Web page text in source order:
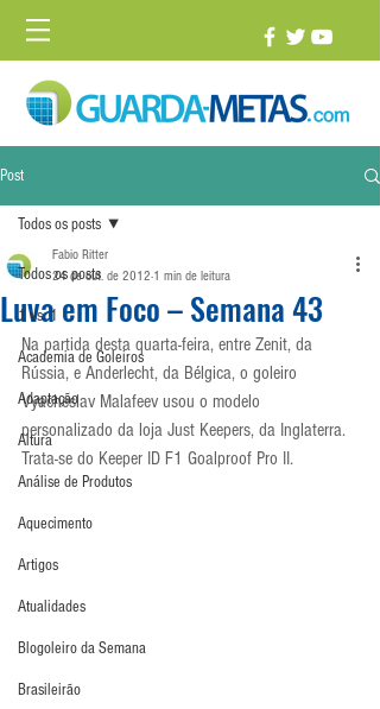
Post
Todos os posts
1 vs. 1
Academia de Goleiros
Adaptação
Altura
Análise de Produtos
Aquecimento
Artigos
Atualidades
Blogoleiro da Semana
Brasileirão
Todos os posts
Luva em Foco – Semana 43
Fabio Ritter
24 de out. de 2012 1 min de leitura
Na partida desta quarta-feira, entre Zenit, da
Rússia, e Anderlecht, da Bélgica, o goleiro
Vyacheslav Malafeev usou o modelo
personalizado da loja Just Keepers, da Inglaterra.
Trata-se do Keeper ID F1 Goalproof Pro II.